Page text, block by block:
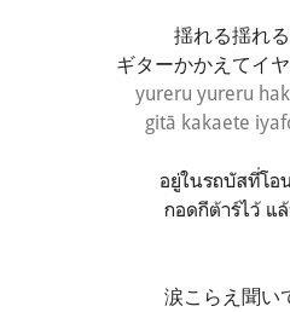
揺れる揺れ
ギターかかえてイ
yureru yureru
gitā kakaete
อยู่ในรถบัสที่โอ
กอดกีต้าร์ไว้ แ
涙こらえ聞い